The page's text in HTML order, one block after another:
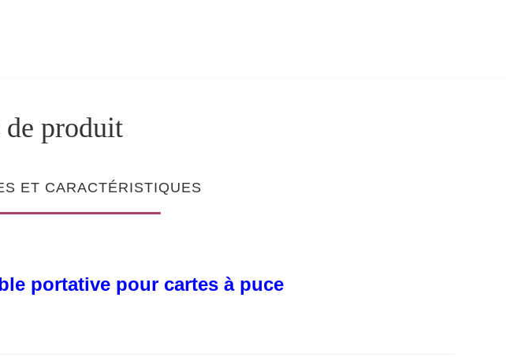
produit
ET CARACTÉRISTIQUES
portative pour cartes à puce